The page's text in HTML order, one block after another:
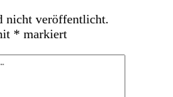
nicht veröffentlicht.
* markiert